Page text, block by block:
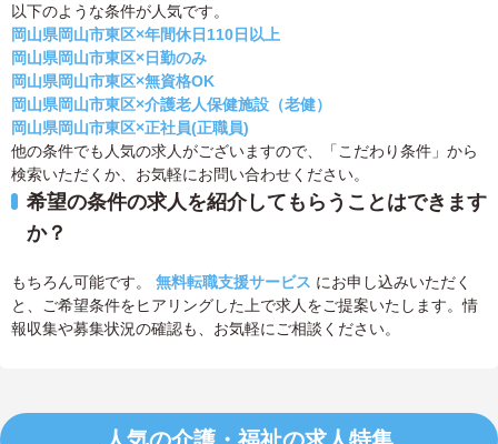
以下のような条件が人気です。
岡山県岡山市東区×年間休日110日以上
岡山県岡山市東区×日勤のみ
岡山県岡山市東区×無資格OK
岡山県岡山市東区×介護老人保健施設（老健）
岡山県岡山市東区×正社員(正職員)
他の条件でも人気の求人がございますので、「こだわり条件」から
検索いただくか、お気軽にお問い合わせください。
希望の条件の求人を紹介してもらうことはできます
か？
もちろん可能です。 無料転職支援サービス にお申し込みいただく
と、ご希望条件をヒアリングした上で求人をご提案いたします。情
報収集や募集状況の確認も、お気軽にご相談ください。